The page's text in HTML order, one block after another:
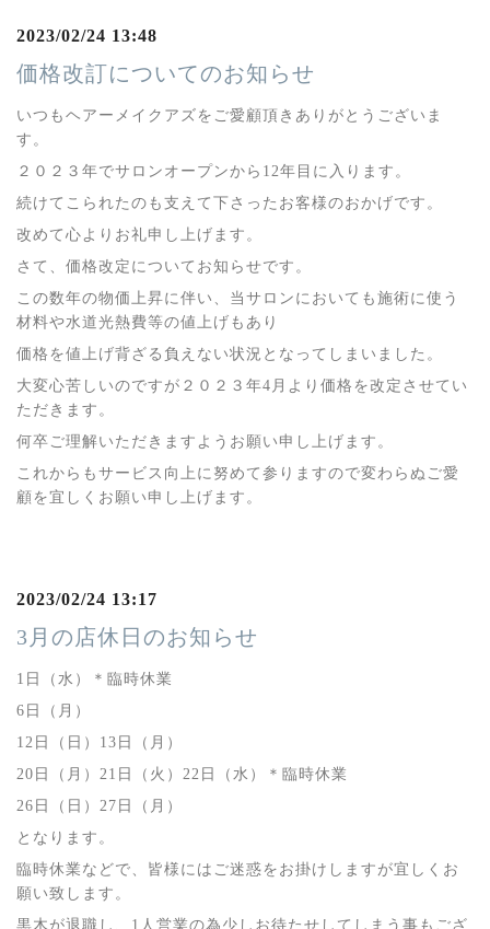
2023/02/24 13:48
価格改訂についてのお知らせ
いつもヘアーメイクアズをご愛顧頂きありがとうございま
す。
２０２３年でサロンオープンから12年目に入ります。
続けてこられたのも支えて下さったお客様のおかげです。
改めて心よりお礼申し上げます。
さて、価格改定についてお知らせです。
この数年の物価上昇に伴い、当サロンにおいても施術に使う
材料や水道光熱費等の値上げもあり
価格を値上げ背ざる負えない状況となってしまいました。
大変心苦しいのですが２０２３年4月より価格を改定させてい
ただきます。
何卒ご理解いただきますようお願い申し上げます。
これからもサービス向上に努めて参りますので変わらぬご愛
顧を宜しくお願い申し上げます。
2023/02/24 13:17
3月の店休日のお知らせ
1日（水）＊臨時休業
6日（月）
12日（日）13日（月）
20日（月）21日（火）22日（水）＊臨時休業
26日（日）27日（月）
となります。
臨時休業などで、皆様にはご迷惑をお掛けしますが宜しくお
願い致します。
黒木が退職し、1人営業の為少しお待たせしてしまう事もござ